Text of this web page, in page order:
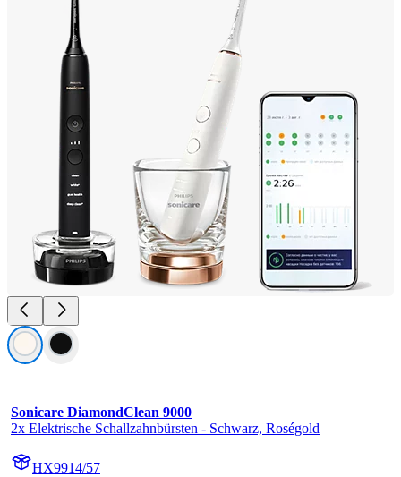
Sonicare DiamondClean 9000
2x Elektrische Schallzahnbürsten - Schwarz, Roségold
HX9914/57